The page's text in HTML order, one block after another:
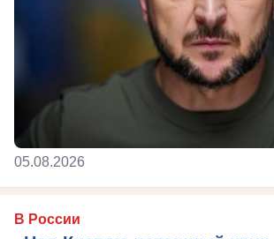
05.08.2026
В России